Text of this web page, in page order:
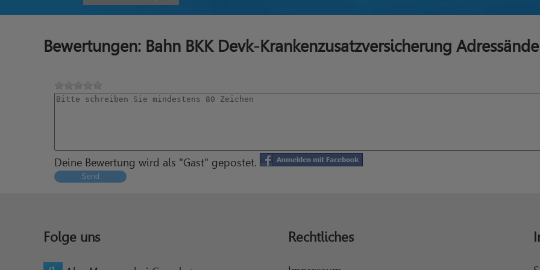
Bewertungen: Bahn BKK Devk-Krankenzusatzversicherung
Deine Bewertung wird als "Gast" gepostet.
Send
Folge uns Rechtliches